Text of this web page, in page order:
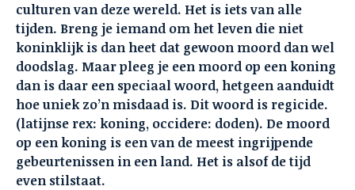
culturen van deze wereld. Het is iets van alle
tijden. Breng je iemand om het leven die niet
koninklijk is dan heet dat gewoon moord dan wel
doodslag. Maar pleeg je een moord op een koning
dan is daar een speciaal woord, hetgeen aanduidt
hoe uniek zo’n misdaad is. Dit woord is regicide.
(latijnse rex: koning, occidere: doden). De moord
op een koning is een van de meest ingrijpende
gebeurtenissen in een land. Het is alsof de tijd
even stilstaat.